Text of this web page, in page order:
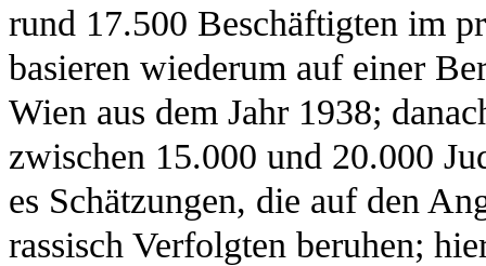
rund 17.500 Beschäftigten im
basieren wiederum auf einer
Wien aus dem Jahr 1938;
zwischen 15.000 und 20.000
es Schätzungen, die auf den
rassisch Verfolgten beruhen;